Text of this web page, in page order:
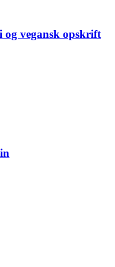
og vegansk opskrift